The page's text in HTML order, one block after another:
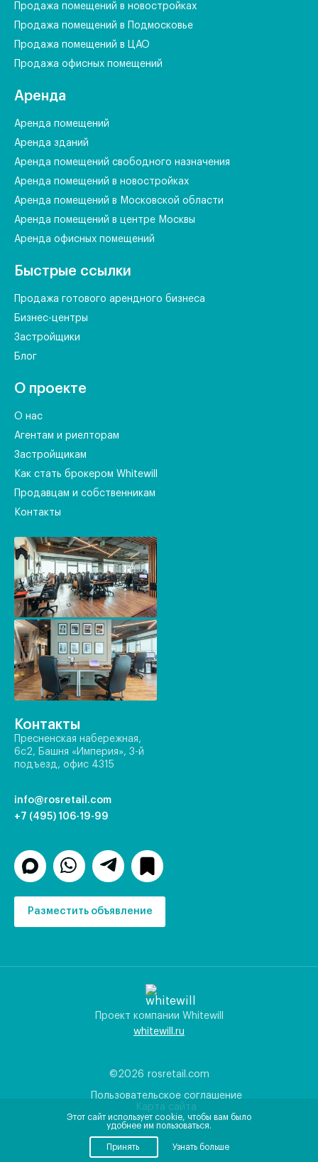
Продажа помещений в новостройках
Продажа помещений в Подмосковье
Продажа помещений в ЦАО
Продажа офисных помещений
Аренда
Аренда помещений
Аренда зданий
Аренда помещений свободного назначения
Аренда помещений в новостройках
Аренда помещений в Московской области
Аренда помещений в центре Москвы
Аренда офисных помещений
Быстрые ссылки
Продажа готового арендного бизнеса
Бизнес-центры
Застройщики
Блог
О проекте
О нас
Агентам и риелторам
Застройщикам
Как стать брокером Whitewill
Продавцам и собственникам
Контакты
Контакты
Пресненская набережная,
6с2, Башня «Империя», 3-й
подъезд, офис 4315
info@rosretail.com
+7 (495) 106-19-99
Разместить объявление
©2026 rosretail.com
Пользовательское соглашение
Карта сайта
Проект компании Whitewill
whitewill.ru
Этот сайт использует cookie, чтобы вам было
удобнее им пользоваться.
Принять Узнать больше